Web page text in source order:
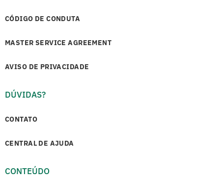
CÓDIGO DE CONDUTA
MASTER SERVICE AGREEMENT
AVISO DE PRIVACIDADE
DÚVIDAS?
CONTATO
CENTRAL DE AJUDA
CONTEÚDO